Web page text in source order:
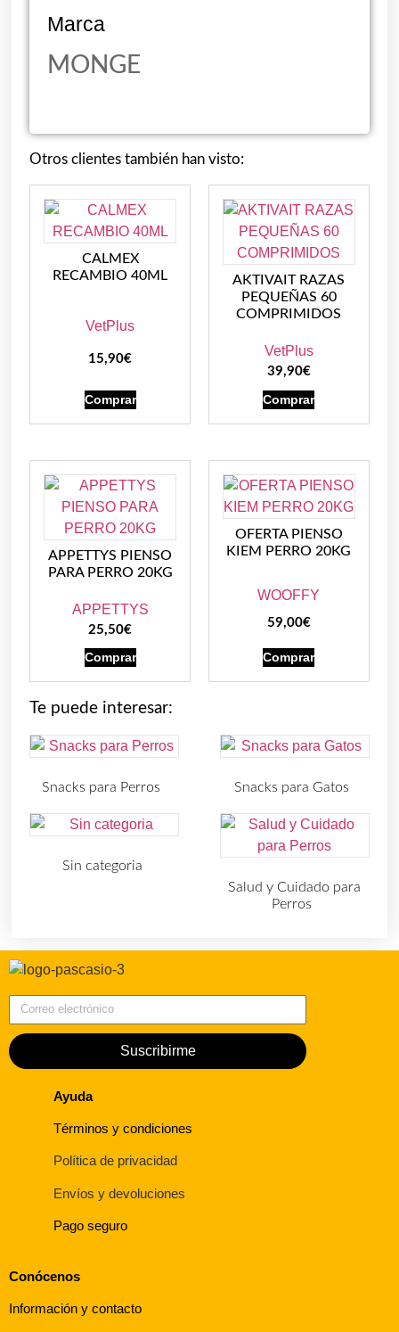
Marca
MONGE
Otros clientes también han visto:
CALMEX
RECAMBIO 40ML
VetPlus
15,90€
Comprar
AKTIVAIT RAZAS
PEQUEÑAS 60
COMPRIMIDOS
VetPlus
39,90€
Comprar
APPETTYS PIENSO
PARA PERRO 20KG
APPETTYS
25,50€
Comprar
OFERTA PIENSO
KIEM PERRO 20KG
WOOFFY
59,00€
Comprar
Te puede interesar:
Snacks para Perros Snacks para Gatos
Sin categoria
Salud y Cuidado para
Perros
Suscribirme
Ayuda
Términos y condiciones
Política de privacidad
Envíos y devoluciones
Pago seguro
Conócenos
Información y contacto